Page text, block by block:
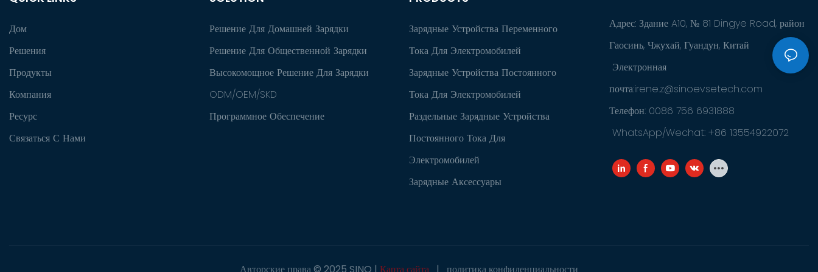
Дом
Решения
Продукты
Компания
Ресурс
Связаться С Нами
Решение Для Домашней Зарядки
Решение Для Общественной Зарядки
Высокомощное Решение Для Зарядки
ODM/OEM/SKD
Программное Обеспечение
Зарядные Устройства Переменного
Тока Для Электромобилей
Зарядные Устройства Постоянного
Тока Для Электромобилей
Раздельные Зарядные Устройства
Постоянного Тока Для
Электромобилей
Зарядные Аксессуары
Адрес: Здание A10, № 81 Dingye Road, район
Гаосинь, Чжухай, Гуандун, Китай
Электронная
почта:irene.z@sinoevsetech.com
Телефон: 0086 756 6931888
WhatsApp/Wechat: +86 13554922072